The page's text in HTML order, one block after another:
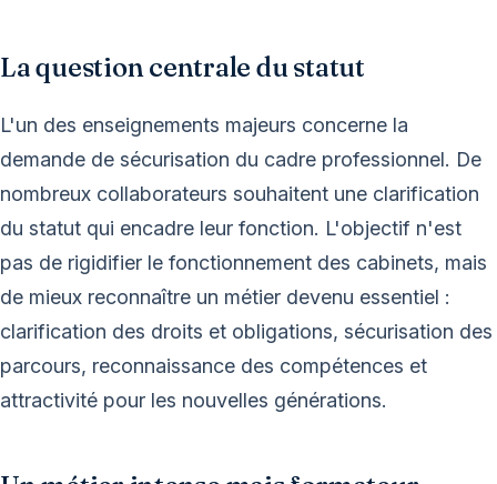
La question centrale du statut
L'un des enseignements majeurs concerne la
demande de sécurisation du cadre professionnel. De
nombreux collaborateurs souhaitent une clarification
du statut qui encadre leur fonction. L'objectif n'est
pas de rigidifier le fonctionnement des cabinets, mais
de mieux reconnaître un métier devenu essentiel :
clarification des droits et obligations, sécurisation des
parcours, reconnaissance des compétences et
attractivité pour les nouvelles générations.